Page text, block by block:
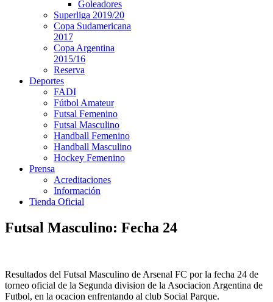
Goleadores
Superliga 2019/20
Copa Sudamericana
2017
Copa Argentina
2015/16
Reserva
Deportes
FADI
Fútbol Amateur
Futsal Femenino
Futsal Masculino
Handball Femenino
Handball Masculino
Hockey Femenino
Prensa
Acreditaciones
Información
Tienda Oficial
Futsal Masculino: Fecha 24
Resultados del Futsal Masculino de Arsenal FC por la fecha 24 de
torneo oficial de la Segunda division de la Asociacion Argentina de
Futbol, en la ocacion enfrentando al club Social Parque.